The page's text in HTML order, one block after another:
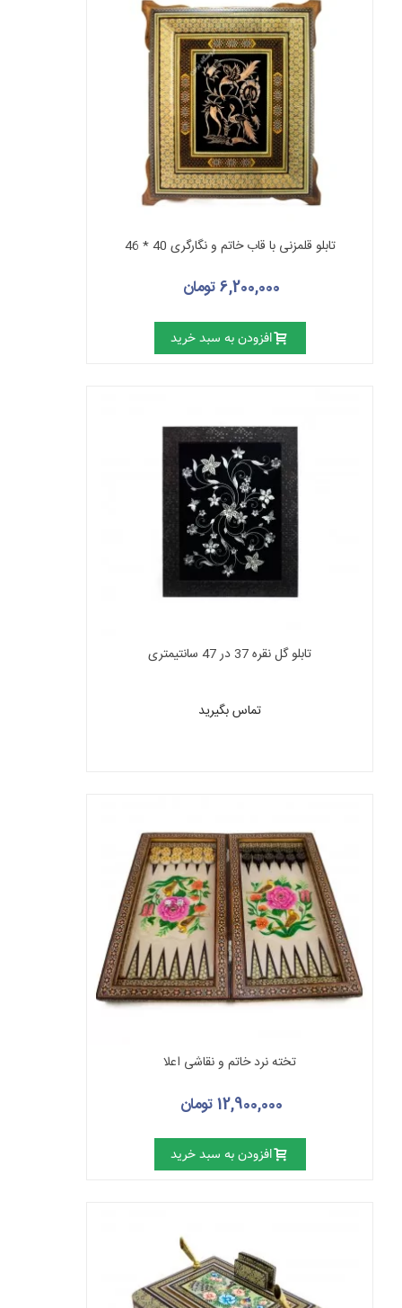
تابلو قلمزنی با قاب خاتم و نگارگری 40 * 46
6,200,000 تومان
افزودن به سبد خرید
تابلو گل نقره 37 در 47 سانتیمتری
تماس بگیرید
تخته نرد خاتم و نقاشی اعلا
12,900,000 تومان
افزودن به سبد خرید